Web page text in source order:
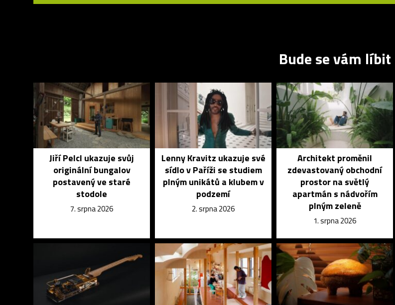
Bude se vám líbit
Jiří Pelcl ukazuje svůj
originální bungalov
postavený ve staré
stodole
7. srpna 2026
Lenny Kravitz ukazuje své
sídlo v Paříži se studiem
plným unikátů a klubem v
podzemí
2. srpna 2026
Architekt proměnil
zdevastovaný obchodní
prostor na světlý
apartmán s nádvořím
plným zeleně
1. srpna 2026